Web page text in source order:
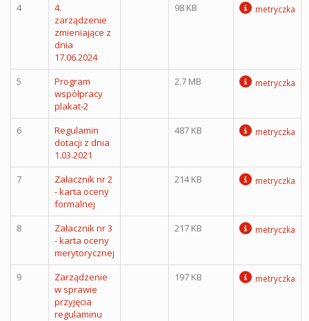
4
4.
zarządzenie
zmieniające z
dnia
17.06.2024
98 KB metryczka
5
Program
współpracy
plakat-2
2.7 MB metryczka
6
Regulamin
dotacji z dnia
1.03.2021
487 KB metryczka
7
Załacznik nr 2
- karta oceny
formalnej
214 KB metryczka
8
Załacznik nr 3
- karta oceny
merytorycznej
217 KB metryczka
9
Zarządzenie
w sprawie
przyjęcia
regulaminu
197 KB metryczka